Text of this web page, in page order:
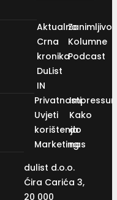
Aktualno
Crna
kronika
DuList
IN
Kolumne
Podcast
Privatnosti
Uvjeti
korištenja
Marketing
Kako
do
nas
dulist d.o.o.
Ćira Carića 3,
20 000